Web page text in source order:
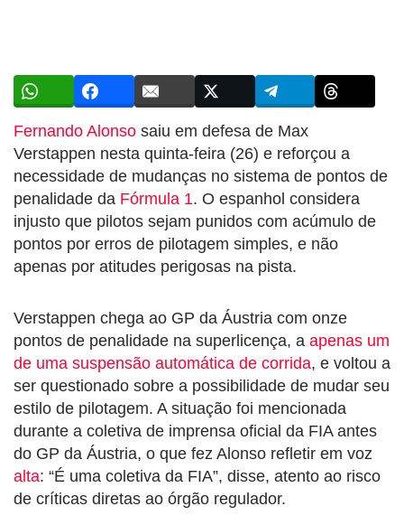
Fernando Alonso saiu em defesa de Max
Verstappen nesta quinta-feira (26) e reforçou a
necessidade de mudanças no sistema de pontos de
penalidade da Fórmula 1. O espanhol considera
injusto que pilotos sejam punidos com acúmulo de
pontos por erros de pilotagem simples, e não
apenas por atitudes perigosas na pista.
Verstappen chega ao GP da Áustria com onze
pontos de penalidade na superlicença, a apenas um
de uma suspensão automática de corrida, e voltou a
ser questionado sobre a possibilidade de mudar seu
estilo de pilotagem. A situação foi mencionada
durante a coletiva de imprensa oficial da FIA antes
do GP da Áustria, o que fez Alonso refletir em voz
alta: “É uma coletiva da FIA”, disse, atento ao risco
de críticas diretas ao órgão regulador.